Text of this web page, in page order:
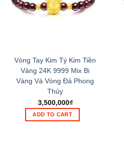
Vòng Tay Kim Tý Kim Tiền
Vàng 24K 9999 Mix Bi
Vàng Và Vòng Đá Phong
Thủy
3,500,000₫
ADD TO CART